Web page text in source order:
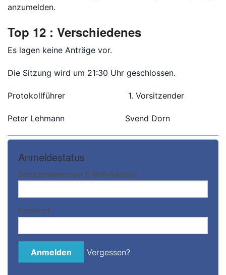
anzumelden.
Top 12 : Verschiedenes
Es lagen keine Anträge vor.
Die Sitzung wird um 21:30 Uhr geschlossen.
Protokollführer 1. Vorsitzender
Peter Lehmann Svend Dorn
Anmeldestatus
Benutzername oder E-Mail-Adresse
Passwort
Vergessen?